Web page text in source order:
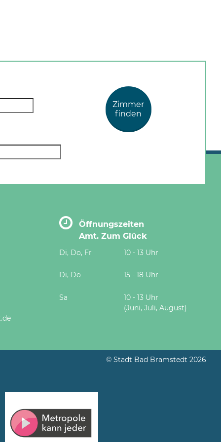
Zimmer
finden
Öffnungszeiten
Amt. Zum Glück
Di, Do, Fr 10 - 13 Uhr
Di, Do 15 - 18 Uhr
Sa
10 - 13 Uhr
(Juni, Juli, August)
© Stadt Bad Bramstedt 2026